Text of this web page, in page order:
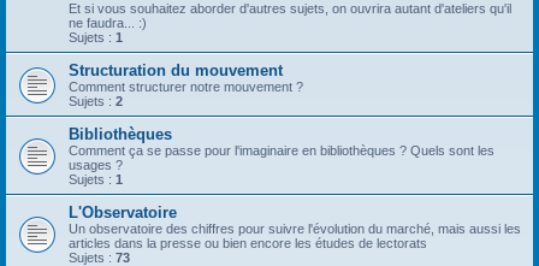
Et si vous souhaitez aborder d'autres sujets, on ouvrira autant d'ateliers qu'il
ne faudra... :)
Sujets : 1
Structuration du mouvement
Comment structurer notre mouvement ?
Sujets : 2
Bibliothèques
Comment ça se passe pour l'imaginaire en bibliothèques ? Quels sont les
usages ?
Sujets : 1
L'Observatoire
Un observatoire des chiffres pour suivre l'évolution du marché, mais aussi les
articles dans la presse ou bien encore les études de lectorats
Sujets : 73